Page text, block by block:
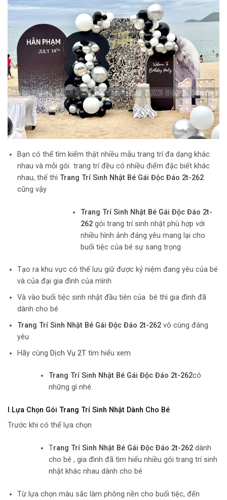
Bạn có thể tìm kiếm thật nhiều mẫu trang trí đa dạng khác
nhau và mỗi gói trang trí đều có nhiều điểm đặc biết khác
nhau, thế thì Trang Trí Sinh Nhật Bé Gái Độc Đáo 2t-262
cũng vậy
Trang Trí Sinh Nhật Bé Gái Độc Đáo 2t-
262 gói trang trí sinh nhật phù hợp với
nhiều hình ảnh đáng yêu mang lại cho
buổi tiệc của bé sự sang trọng
Tạo ra khu vực có thể lưu giữ được kỷ niệm đang yêu của bé
và của đại gia đình của mình
Và vào buổi tiệc sinh nhật đầu tiên của bé thì gia đình đã
dành cho bé
Trang Trí Sinh Nhật Bé Gái Độc Đáo 2t-262 vô cùng đáng
yêu
Hãy cùng Dịch Vụ 2Ttìm hiểu xem
Trang Trí Sinh Nhật Bé Gái Độc Đáo 2t-262có
những gì nhé.
I.Lựa Chọn Gói Trang Trí Sinh Nhật Dành Cho Bé
Trước khi có thể lựa chọn
Trang Trí Sinh Nhật Bé Gái Độc Đáo 2t-262dành
cho bé , gia đình đã tìm hiểu nhiều gói trang trí sinh
nhật khác nhau dành cho bé
Từ lựa chọn màu sắc làm phông nền cho buổi tiệc, đến